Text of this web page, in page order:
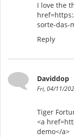
I love the
sorte-das-
Reply
Daviddop
Fri, 04/11/
Tiger
<a
demo</a>